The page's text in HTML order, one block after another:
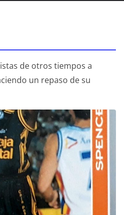
de otros tiempos a
un repaso de su